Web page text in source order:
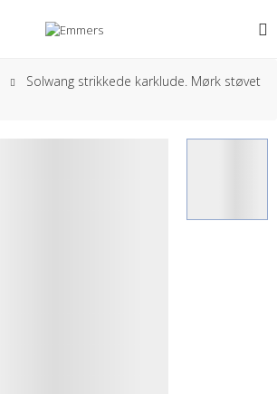
Solwang strikkede karklude. Mørk støvet